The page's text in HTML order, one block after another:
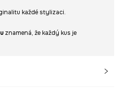
každé stylizaci.
znamená, že každý kus je